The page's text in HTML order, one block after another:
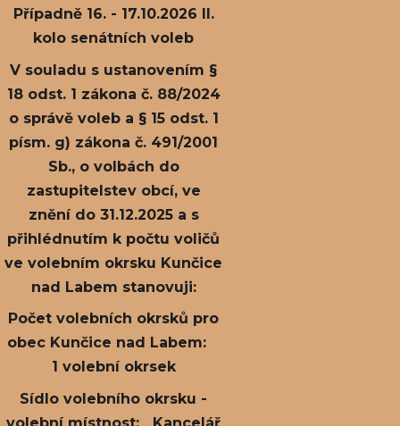
Případně 16. - 17.10.2026 II.
kolo senátních voleb
V souladu s ustanovením §
18 odst. 1 zákona č. 88/2024
o správě voleb a § 15 odst. 1
písm. g) zákona č. 491/2001
Sb., o volbách do
zastupitelstev obcí, ve
znění do 31.12.2025 a s
přihlédnutím k počtu voličů
ve volebním okrsku Kunčice
nad Labem stanovuji:
Počet volebních okrsků pro
obec Kunčice nad Labem:
1 volební okrsek
Sídlo volebního okrsku -